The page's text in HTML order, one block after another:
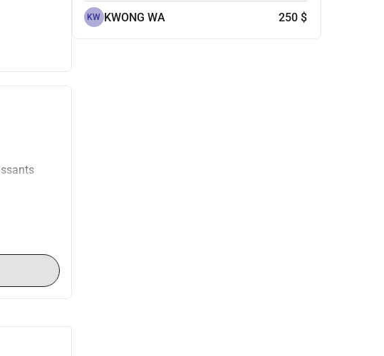
de la
leurs
avec
KW KWONG WA 250 $